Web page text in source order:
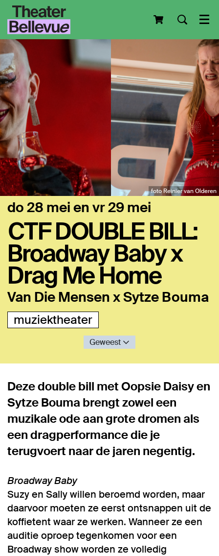
foto Reinier van Olderen
CTF DOUBLE BILL:
Broadway Baby x
Drag Me Home
Van Die Mensen x Sytze Bouma
do 28 meienvr 29 mei
muziektheater
Geweest
Deze double bill met Oopsie Daisy en
Sytze Bouma brengt zowel een
muzikale ode aan grote dromen als
een dragperformance die je
terugvoert naar de jaren negentig.
Broadway Baby
Suzy en Sally willen beroemd worden, maar
daarvoor moeten ze eerst ontsnappen uit de
koffietent waar ze werken. Wanneer ze een
auditie oproep tegenkomen voor een
Broadway show worden ze volledig